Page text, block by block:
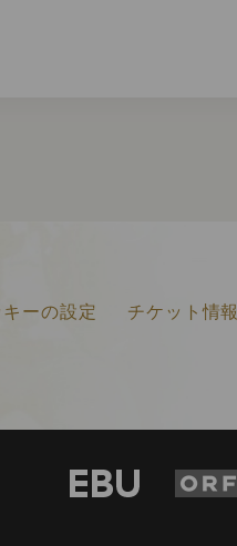
キーの設定 チケット情報